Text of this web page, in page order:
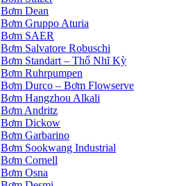
Bơm Dean
Bơm Gruppo Aturia
Bơm SAER
Bơm Salvatore Robuschi
Bơm Standart – Thổ Nhĩ Kỳ
Bơm Ruhrpumpen
Bơm Durco – Bơm Flowserve
Bơm Hangzhou Alkali
Bơm Andritz
Bơm Dickow
Bơm Garbarino
Bơm Sookwang Industrial
Bơm Cornell
Bơm Osna